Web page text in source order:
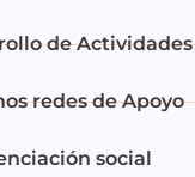
de Actividades
redes de Apoyo
social